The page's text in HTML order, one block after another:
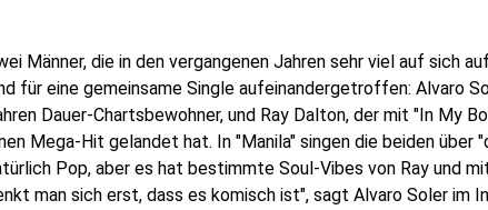
Männer, die in den vergangenen Jahren sehr viel auf sich
für eine gemeinsame Single aufeinandergetroffen: Alvaro
Dauer-Chartsbewohner, und Ray Dalton, der mit "In My
Mega-Hit gelandet hat. In "Manila" singen die beiden über
Pop, aber es hat bestimmte Soul-Vibes von Ray und
man sich erst, dass es komisch ist", sagt Alvaro Soler im